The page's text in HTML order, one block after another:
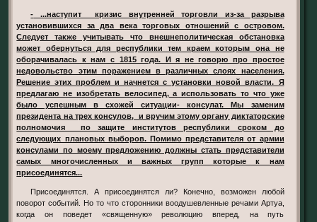
- ...наступит кризис внутренней торговли из-за разрыва
установившихся за два века торговых отношений с островом.
Следует также учитывать что внешнеполитическая обстановка
может обернуться для республики тем краем которым она не
оборачивалась к нам с 1815 года. И я не говорю про простое
недовольство этим поражением в различных слоях населения.
Решение этих проблем и начнется с установки новой власти. Я
предлагаю не изобретать велосипед, а использовать то что уже
было успешным в схожей ситуации- консулат. Мы заменим
президента на трех консулов, и вручим этому органу диктаторские
полномочия по защите институтов республики сроком до
следующих плановых выборов. Помимо представителя от армии
консулами по моему предложению должны стать представители
самых многочисленных и важных групп которые к нам
присоединятся...
Присоединятся. А присоединятся ли? Конечно, возможен любой
поворот событий. Но то что сторонники воодушевленные речами Артуа,
когда он поведет «священную» революцию вперед, на путь